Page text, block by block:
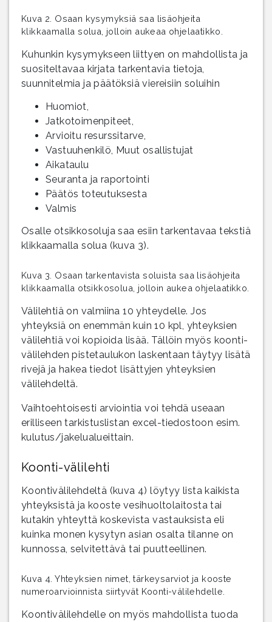
Kuva 2. Osaan kysymyksiä saa lisäohjeita
klikkaamalla solua, jolloin aukeaa ohjelaatikko.
Kuhunkin kysymykseen liittyen on mahdollista ja
suositeltavaa kirjata tarkentavia tietoja,
suunnitelmia ja päätöksiä viereisiin soluihin
Huomiot,
Jatkotoimenpiteet,
Arvioitu resurssitarve,
Vastuuhenkilö, Muut osallistujat
Aikataulu
Seuranta ja raportointi
Päätös toteutuksesta
Valmis
Osalle otsikkosoluja saa esiin tarkentavaa tekstiä
klikkaamalla solua (kuva 3).
Kuva 3. Osaan tarkentavista soluista saa lisäohjeita
klikkaamalla otsikkosolua, jolloin aukea ohjelaatikko.
Välilehtiä on valmiina 10 yhteydelle. Jos
yhteyksiä on enemmän kuin 10 kpl, yhteyksien
välilehtiä voi kopioida lisää. Tällöin myös koonti-
välilehden pistetaulukon laskentaan täytyy lisätä
rivejä ja hakea tiedot lisättyjen yhteyksien
välilehdeltä.
Vaihtoehtoisesti arviointia voi tehdä useaan
erilliseen tarkistuslistan excel-tiedostoon esim.
kulutus/jakelualueittain.
Koonti-välilehti
Koontivälilehdeltä (kuva 4) löytyy lista kaikista
yhteyksistä ja kooste vesihuoltolaitosta tai
kutakin yhteyttä koskevista vastauksista eli
kuinka monen kysytyn asian osalta tilanne on
kunnossa, selvitettävä tai puutteellinen.
Kuva 4. Yhteyksien nimet, tärkeysarviot ja kooste
numeroarvioinnista siirtyvät Koonti-välilehdelle.
Koontivälilehdelle on myös mahdollista tuoda